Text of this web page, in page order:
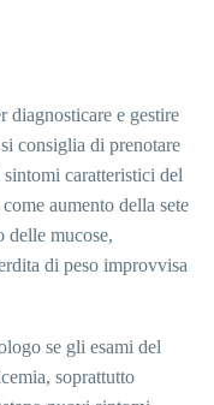
diagnosticare e gestire
consiglia di prenotare
caratteristici del
come aumento della sete
delle mucose,
di peso improvvisa
se gli esami del
soprattutto